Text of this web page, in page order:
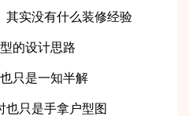
其实没有什么装修经验
的设计思路
只是一知半解
也只是手拿户型图